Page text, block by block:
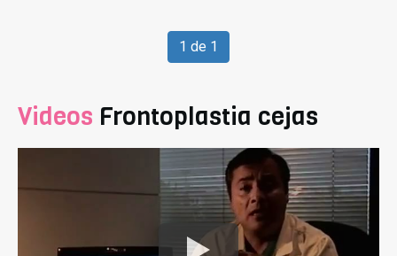
1 de 1
Videos Frontoplastia cejas